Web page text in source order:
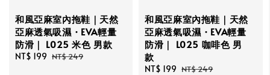
和風亞麻室內拖鞋｜天然
亞麻透氣吸濕・EVA輕量
防滑｜ L025 米色 男款
Sale
NT$ 199 Regular
NT$ 249
和風亞麻室內拖鞋｜天然
亞麻透氣吸濕・EVA輕量
防滑｜ L025 咖啡色 男
款
Sale
NT$ 199 Regular
NT$ 249